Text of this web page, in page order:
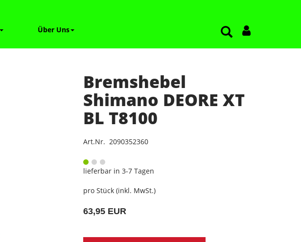
Über Uns
Bremshebel
Shimano DEORE XT
BL T8100
Art.Nr. 2090352360
lieferbar in 3-7 Tagen
pro Stück (inkl. MwSt.)
63,95 EUR